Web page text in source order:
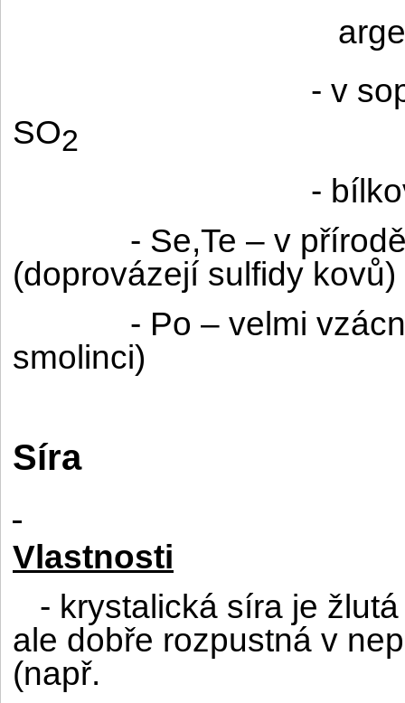
- v
SO2
-
- Se,Te – v
(doprovázejí sulfidy kovů)
- Po – velmi
smolinci)
Síra
Vlastnosti
- krystalická síra je
ale dobře rozpustná v
(např.